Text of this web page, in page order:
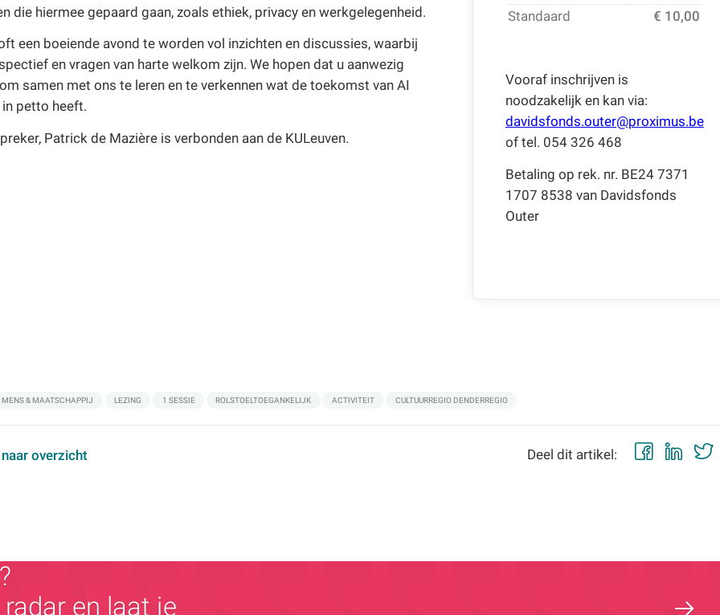
die hiermee gepaard gaan, zoals ethiek, privacy en werkgelegenheid.
een boeiende avond te worden vol inzichten en discussies, waarbij
en vragen van harte welkom zijn. We hopen dat u aanwezig
samen met ons te leren en te verkennen wat de toekomst van AI
petto heeft.
Patrick de Mazière is verbonden aan de KULeuven.
Standaard
€ 10,00
Vooraf inschrijven is
noodzakelijk en kan via:
davidsfonds.outer@proximus.be
of tel. 054 326 468
Betaling op rek. nr. BE24 7371
1707 8538 van Davidsfonds
Outer
MENS & MAATSCHAPPIJ LEZING 1 SESSIE ROLSTOELTOEGANKELIJK ACTIVITEIT CULTUURREGIO DENDERREGIO
overzicht Deel dit artikel:
en laat je